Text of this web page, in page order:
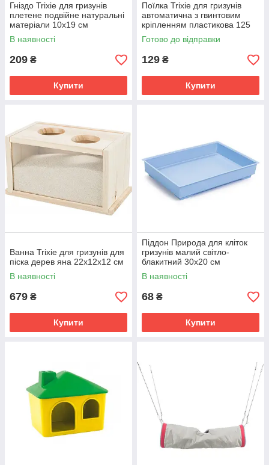
Гніздо Trixie для гризунів
плетене подвійне натуральні
матеріали 10х19 см
В наявності
209 ₴
Купити
Поїлка Trixie для гризунів
автоматична з гвинтовим
кріпленням пластикова 125
мл
Готово до відправки
129 ₴
Купити
Ванна Trixie для гризунів для
піска дерев яна 22х12х12 см
В наявності
679 ₴
Купити
Піддон Природа для кліток
гризунів малий світло-
блакитний 30x20 см
В наявності
68 ₴
Купити